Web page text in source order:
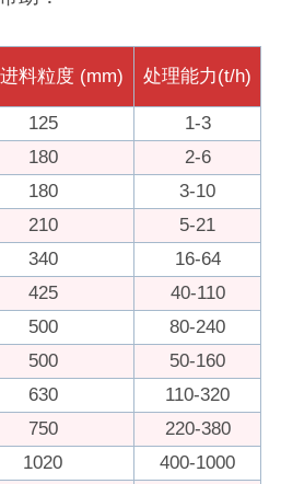
料粒度 (mm) 处理能力(t/h)
125
1-3
180
2-6
180
3-10
210
5-21
340
16-64
425
40-110
500
80-240
500
50-160
630
110-320
750
220-380
1020
400-1000